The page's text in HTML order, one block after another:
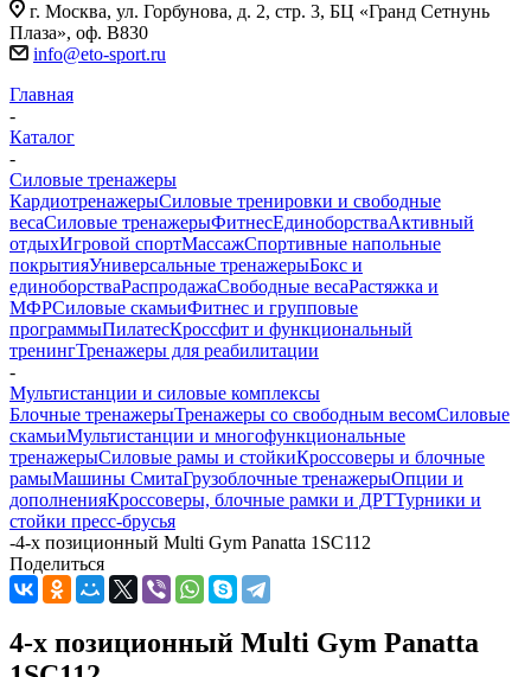
г. Москва, ул. Горбунова, д. 2, стр. 3, БЦ «Гранд Сетнунь
Плаза», оф. В830
info@eto-sport.ru
Главная
-
Каталог
-
Силовые тренажеры
КардиотренажерыСиловые тренировки и свободные
весаСиловые тренажерыФитнесЕдиноборстваАктивный
отдыхИгровой спортМассажСпортивные напольные
покрытияУниверсальные тренажерыБокс и
единоборстваРаспродажаСвободные весаРастяжка и
МФРСиловые скамьиФитнес и групповые
программыПилатесКроссфит и функциональный
тренингТренажеры для реабилитации
-
Мультистанции и силовые комплексы
Блочные тренажерыТренажеры со свободным весомСиловые
скамьиМультистанции и многофункциональные
тренажерыСиловые рамы и стойкиКроссоверы и блочные
рамыМашины СмитаГрузоблочные тренажерыОпции и
дополненияКроссоверы, блочные рамки и ДРТТурники и
стойки пресс-брусья
-4-х позиционный Multi Gym Panatta 1SC112
Поделиться
4-х позиционный Multi Gym Panatta